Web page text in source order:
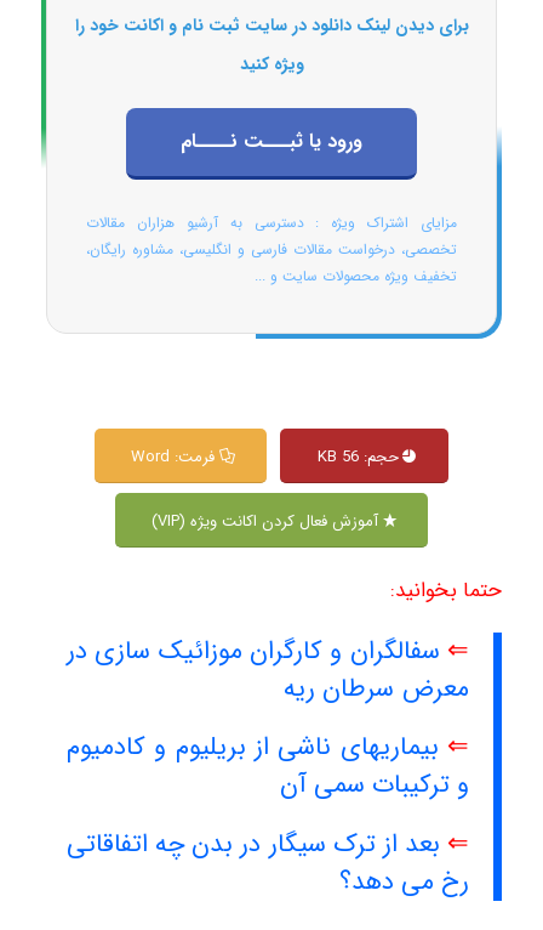
برای دیدن لینک دانلود در سایت ثبت نام و اکانت خود را
ویژه کنید
ورود یا ثبـــت نــــام
مزایای اشتراک ویژه : دسترسی به آرشیو هزاران مقالات
تخصصی، درخواست مقالات فارسی و انگلیسی، مشاوره رایگان،
تخفیف ویژه محصولات سایت و ...
حجم: 56 KB فرمت: Word
آموزش فعال کردن اکانت ویژه (VIP)
حتما بخوانید:
⇐ سفالگران و کارگران موزائیک سازی در
معرض سرطان ریه
⇐ بیماریهای ناشی از بریلیوم و کادمیوم
و ترکیبات سمی آن
⇐ بعد از ترک سیگار در بدن چه اتفاقاتی
رخ می دهد؟